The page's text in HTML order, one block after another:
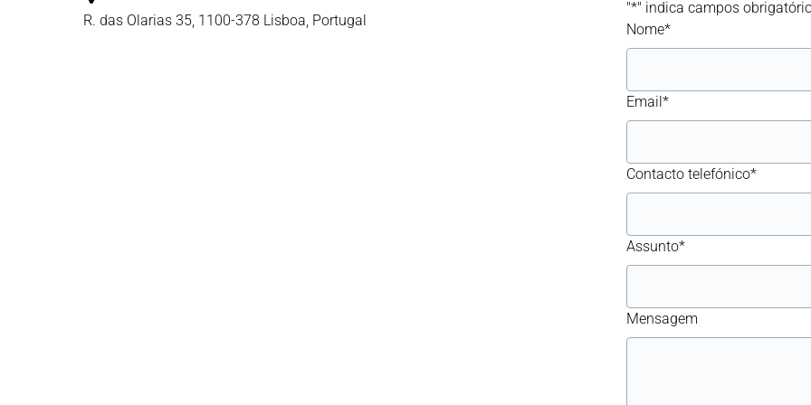
R. das Olarias 35, 1100-378 Lisboa, Portugal
"*" indica campos
Nome*
Email*
Contacto telefónico*
Assunto*
Mensagem